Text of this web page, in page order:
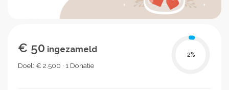
€ 50 ingezameld
Doel: € 2.500 · 1 Donatie
2%